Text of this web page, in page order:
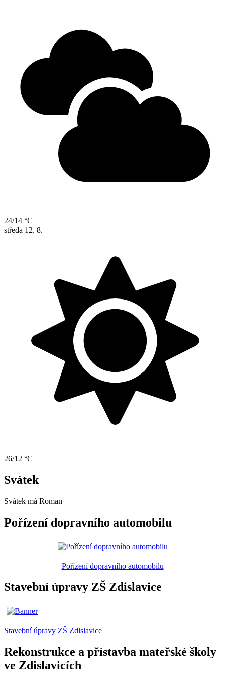
24/14 °C
středa 12. 8.
26/12 °C
Svátek
Svátek má Roman
Pořízení dopravního automobilu
Pořízení dopravního automobilu
Stavební úpravy ZŠ Zdislavice
Stavební úpravy ZŠ Zdislavice
Rekonstrukce a přístavba mateřské školy
ve Zdislavicích